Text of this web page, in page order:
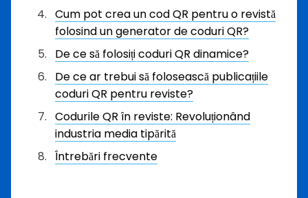
Cum pot crea un cod QR pentru o revistă
folosind un generator de coduri QR?
De ce să folosiți coduri QR dinamice?
De ce ar trebui să folosească publicațiile
coduri QR pentru reviste?
Codurile QR în reviste: Revoluționând
industria media tipărită
Întrebări frecvente